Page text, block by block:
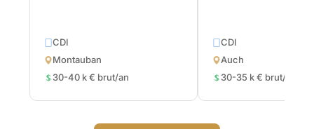
CDI
Montauban
30-40 k € brut/an
CDI
Auch
30-35 k € brut/an